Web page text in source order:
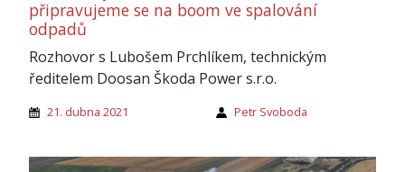
připravujeme se na boom ve spalování
odpadů
Rozhovor s Lubošem Prchlíkem, technickým
ředitelem Doosan Škoda Power s.r.o.
21. dubna 2021 Petr Svoboda